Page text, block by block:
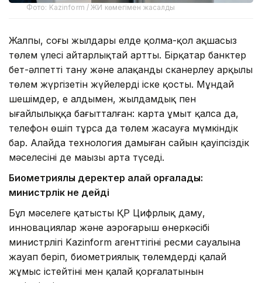
Фото: Kazinform / ЖИ көмегімен жасалды
Жалпы, соңғы жылдары елде қолма-қол ақшасыз
төлем үлесі айтарлықтай артты. Бірқатар банктер
бет-әлпетті тану және алақанды сканерлеу арқылы
төлем жүргізетін жүйелерді іске қосты. Мұндай
шешімдер, ең алдымен, жылдамдық пен
ыңғайлылыққа бағытталған: карта ұмыт қалса да,
телефон өшіп тұрса да төлем жасауға мүмкіндік
бар. Алайда технология дамыған сайын қауіпсіздік
мәселесінің де маңызы арта түседі.
Биометриялық деректер қалай қорғалады:
министрлік не дейді
Бұл мәселеге қатысты ҚР Цифрлық даму,
инновациялар және аэроғарыш өнеркәсібі
министрлігі Kazinform агенттігінің ресми сауалына
жауап беріп, биометриялық төлемдердің қалай
жұмыс істейтіні мен қалай қорғалатынын